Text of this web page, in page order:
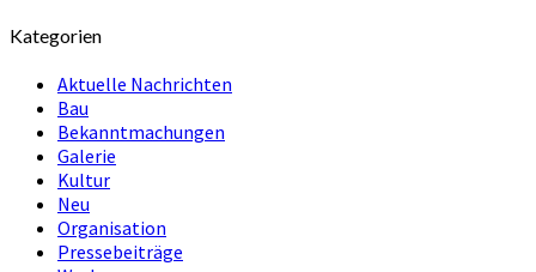
Kategorien
Aktuelle Nachrichten
Bau
Bekanntmachungen
Galerie
Kultur
Neu
Organisation
Pressebeiträge